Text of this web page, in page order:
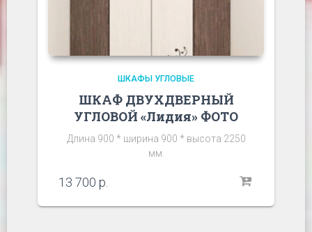
ШКАФЫ УГЛОВЫЕ
ШКАФ ДВУХДВЕРНЫЙ
УГЛОВОЙ «Лидия» ФОТО
Длина 900 * ширина 900 * высота 2250
мм.
13 700 р.